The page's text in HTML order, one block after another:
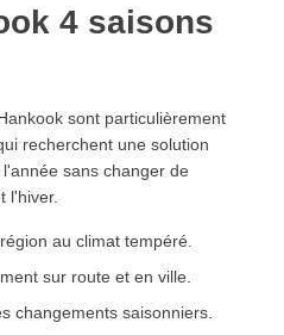
4 saisons
sont particulièrement
recherchent une solution
sans changer de
l'hiver.
au climat tempéré.
sur route et en ville.
changements saisonniers.